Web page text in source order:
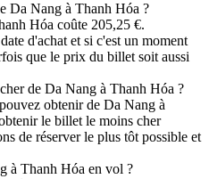
Da Nang à Thanh Hóa ?
Hóa coûte 205,25 €.
d'achat et si c'est un moment
que le prix du billet soit aussi
de Da Nang à Thanh Hóa ?
obtenir de Da Nang à
le billet le moins cher
de réserver le plus tôt possible et
à Thanh Hóa en vol ?